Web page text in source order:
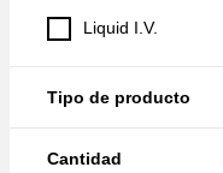
Liquid I.V.
Tipo de producto
Cantidad